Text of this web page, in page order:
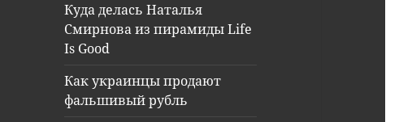
Куда делась Наталья
Смирнова из пирамиды Life
Is Good
Как украинцы продают
фальшивый рубль